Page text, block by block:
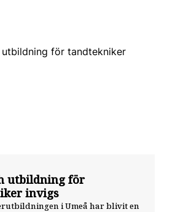
utbildning för
invigs
i Umeå har blivit en